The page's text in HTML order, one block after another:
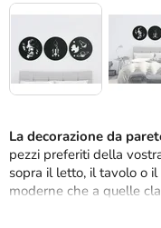
La decorazione da
pezzi preferiti della
sopra il letto, il tavolo o
moderne che a quelle